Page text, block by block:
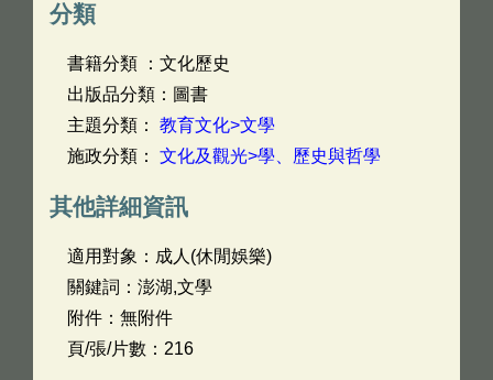
分類
書籍分類 ：文化歷史
出版品分類：圖書
主題分類： 教育文化>文學
施政分類： 文化及觀光>學、歷史與哲學
其他詳細資訊
適用對象：成人(休閒娛樂)
關鍵詞：澎湖,文學
附件：無附件
頁/張/片數：216